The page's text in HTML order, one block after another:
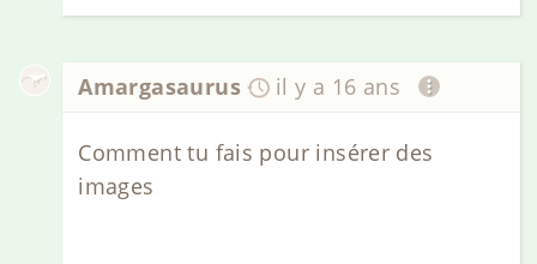
Amargasaurus il y a 16 ans
Comment tu fais pour insérer des
images